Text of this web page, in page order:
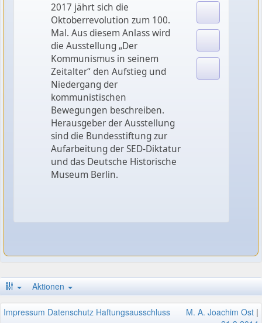
2017 jährt sich die
Oktoberrevolution zum 100.
Mal. Aus diesem Anlass wird
die Ausstellung „Der
Kommunismus in seinem
Zeitalter“ den Aufstieg und
Niedergang der
kommunistischen
Bewegungen beschreiben.
Herausgeber der Ausstellung
sind die Bundesstiftung zur
Aufarbeitung der SED-Diktatur
und das Deutsche Historische
Museum Berlin.
Aktionen
Impressum Datenschutz Haftungsausschluss M. A. Joachim Ost |